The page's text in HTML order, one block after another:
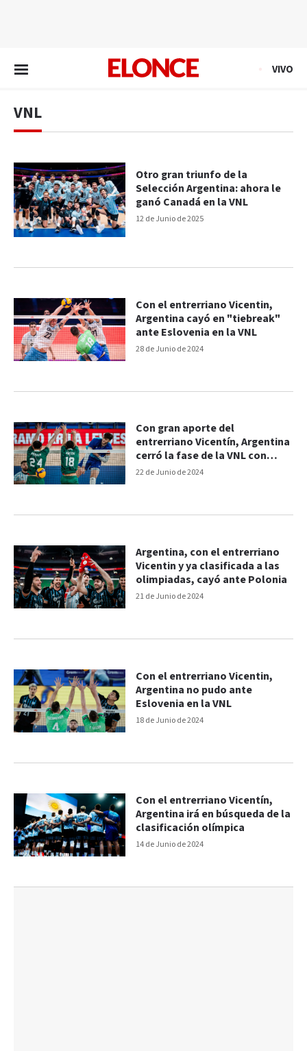
VIVO
VNL
12 de Junio de 2025
Otro gran triunfo de la
Selección Argentina: ahora le
ganó Canadá en la VNL
28 de Junio de 2024
Con el entrerriano Vicentin,
Argentina cayó en "tiebreak"
ante Eslovenia en la VNL
22 de Junio de 2024
Con gran aporte del
entrerriano Vicentín, Argentina
cerró la fase de la VNL con
triunfo
21 de Junio de 2024
Argentina, con el entrerriano
Vicentin y ya clasificada a las
olimpiadas, cayó ante Polonia
18 de Junio de 2024
Con el entrerriano Vicentin,
Argentina no pudo ante
Eslovenia en la VNL
14 de Junio de 2024
Con el entrerriano Vicentín,
Argentina irá en búsqueda de la
clasificación olímpica